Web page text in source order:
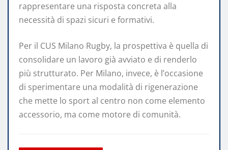
rappresentare una risposta concreta alla
necessità di spazi sicuri e formativi.
Per il CUS Milano Rugby, la prospettiva è quella di
consolidare un lavoro già avviato e di renderlo
più strutturato. Per Milano, invece, è l’occasione
di sperimentare una modalità di rigenerazione
che mette lo sport al centro non come elemento
accessorio, ma come motore di comunità.